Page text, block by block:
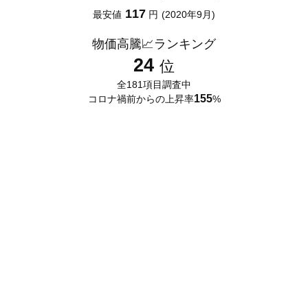
最安値 117 2020年9月
物価高騰📈ランキング
24
全181項目調査中
コロナ禍前からの上昇率155%